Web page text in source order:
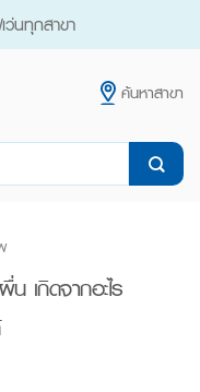
ว่นทุกสาขา
ค้นหาสาขา
เกิดจากอะไร